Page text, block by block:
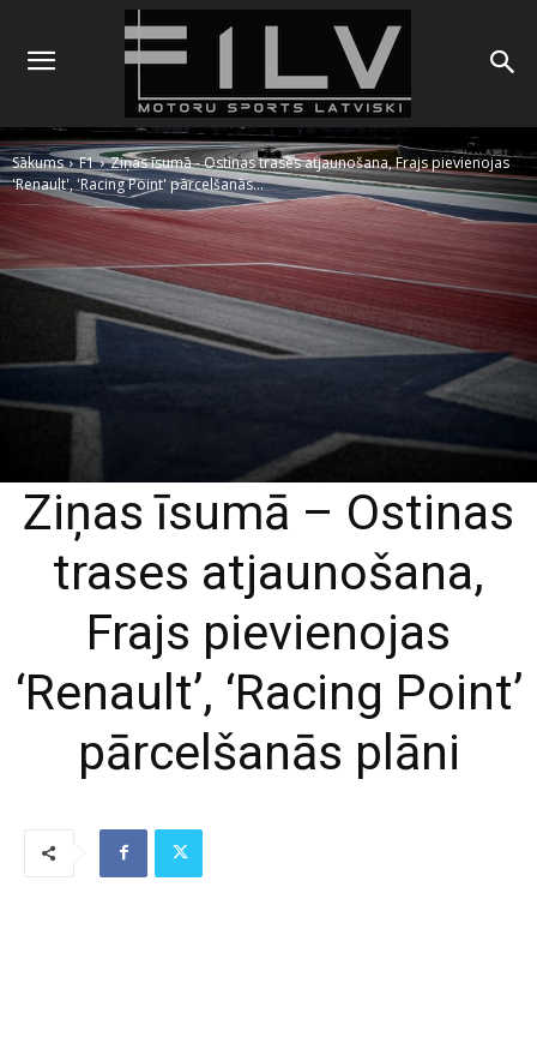
Sākums F1
Ziņas īsumā - Ostinas trases atjaunošana, Frajs pievienojas
'Renault', 'Racing Point' pārcelšanās...
Ziņas īsumā – Ostinas
trases atjaunošana,
Frajs pievienojas
‘Renault’, ‘Racing Point’
pārcelšanās plāni